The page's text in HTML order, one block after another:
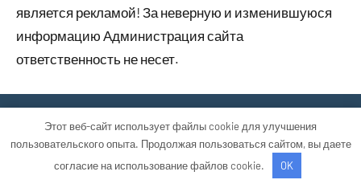
является рекламой! За неверную и изменившуюся
информацию Администрация сайта
ответственность не несет.
Тема WordPress: Occasio от ThemeZee.
Этот веб-сайт использует файлы cookie для улучшения
пользовательского опыта. Продолжая пользоваться сайтом, вы даете
согласие на использование файлов cookie.
OK